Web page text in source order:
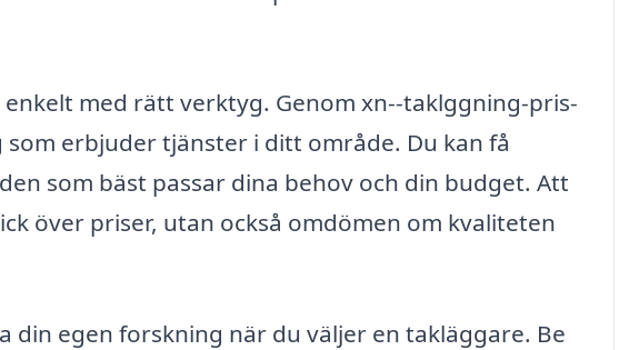
med rätt verktyg. Genom xn--taklggning-pris-
erbjuder tjänster i ditt område. Du kan få
som bäst passar dina behov och din budget. Att
över priser, utan också omdömen om kvaliteten
egen forskning när du väljer en takläggare. Be